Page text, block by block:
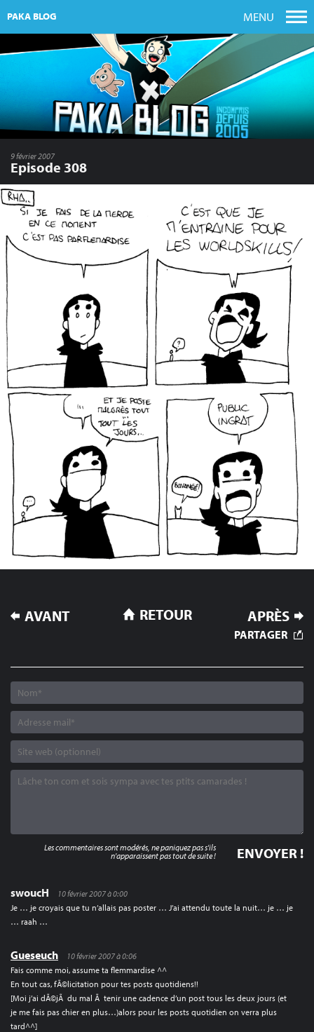
PAKA BLOG MENU
9 février 2007
Episode 308
NAVIGATION
DE
AVANT APRÈS
RETOUR
PARTAGER
swoucH
10 février 2007 à 0:00
Je … je croyais que tu n’allais pas poster … J’ai attendu toute la nuit… je … je
… raah …
Gueseuch
10 février 2007 à 0:06
Fais comme moi, assume ta flemmardise ^^
En tout cas, fÃ©licitation pour tes posts quotidiens!!
[Moi j’ai dÃ©jÃ du mal Ã tenir une cadence d’un post tous les deux jours (et
je me fais pas chier en plus…)alors pour les posts quotidien on verra plus
tard^^]
Les commentaires sont modérés, ne paniquez pas s'ils
n'apparaissent pas tout de suite !